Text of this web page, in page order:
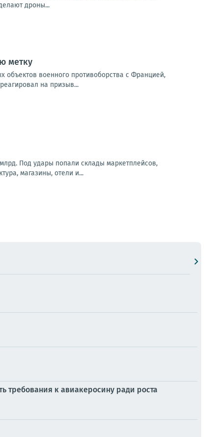
дроны...
метку
объектов военного противоборства с Францией,
на призыв...
Под удары попали склады маркетплейсов,
магазины, отели и...
требования к авиакеросину ради роста